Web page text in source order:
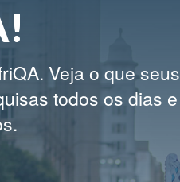
Veja o que seus
todos os dias e